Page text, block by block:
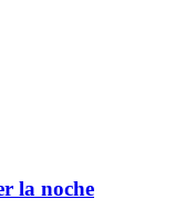
la noche